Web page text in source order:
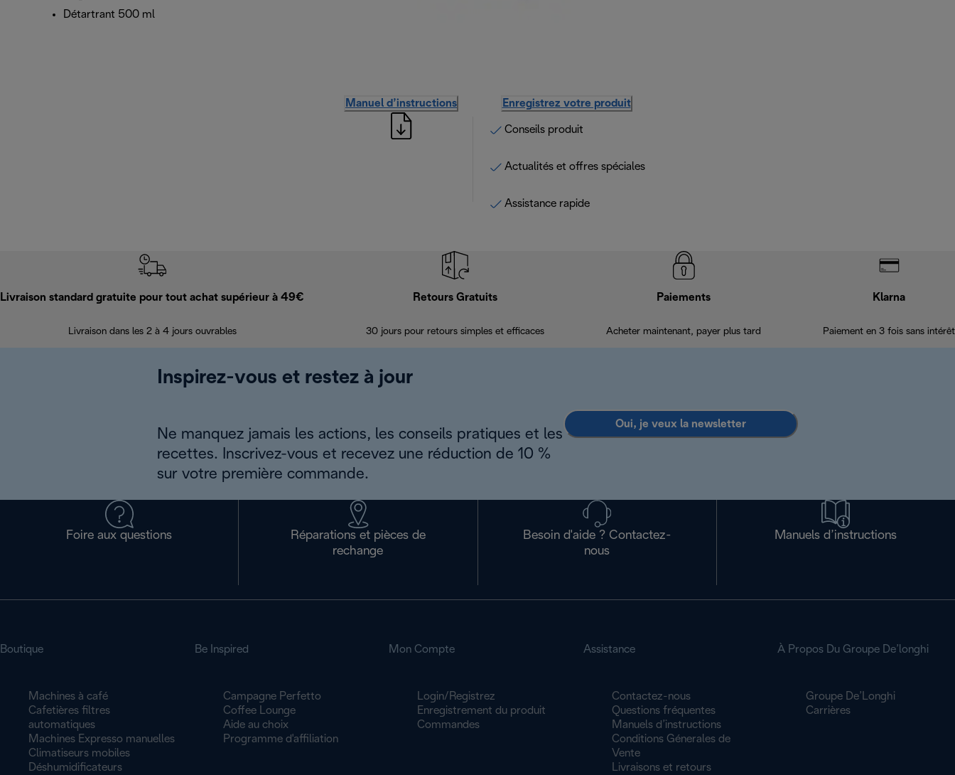
Détartrant 500 ml
Manuel d’instructions Enregistrez votre produit
Conseils produit
Actualités et offres spéciales
Assistance rapide
Livraison standard gratuite pour tout achat supérieur à 49€
Livraison dans les 2 à 4 jours ouvrables
Retours Gratuits
30 jours pour retours simples et efficaces
Paiements
Acheter maintenant, payer plus tard
Klarna
Paiement en 3 fois sans intérêt
Inspirez-vous et restez à jour
Ne manquez jamais les actions, les conseils pratiques et les
recettes. Inscrivez-vous et recevez une réduction de 10 %
sur votre première commande.
Oui, je veux la newsletter
Foire aux questions
Réparations et pièces de
rechange
Besoin d'aide ? Contactez-
nous
Manuels d’instructions
Boutique
Machines à café
Cafetières filtres
automatiques
Machines Expresso manuelles
Climatiseurs mobiles
Déshumidificateurs
Be Inspired
Campagne Perfetto
Coffee Lounge
Aide au choix
Programme d'affiliation
Mon Compte
Login/Registrez
Enregistrement du produit
Commandes
Assistance
Contactez-nous
Questions fréquentes
Manuels d’instructions
Conditions Génerales de
Vente
Livraisons et retours
À Propos Du Groupe De’longhi
Groupe De’Longhi
Carrières